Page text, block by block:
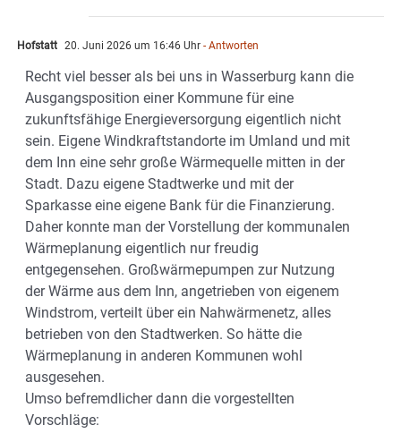
Hofstatt 20. Juni 2026 um 16:46 Uhr - Antworten
Recht viel besser als bei uns in Wasserburg kann die
Ausgangsposition einer Kommune für eine
zukunftsfähige Energieversorgung eigentlich nicht
sein. Eigene Windkraftstandorte im Umland und mit
dem Inn eine sehr große Wärmequelle mitten in der
Stadt. Dazu eigene Stadtwerke und mit der
Sparkasse eine eigene Bank für die Finanzierung.
Daher konnte man der Vorstellung der kommunalen
Wärmeplanung eigentlich nur freudig
entgegensehen. Großwärmepumpen zur Nutzung
der Wärme aus dem Inn, angetrieben von eigenem
Windstrom, verteilt über ein Nahwärmenetz, alles
betrieben von den Stadtwerken. So hätte die
Wärmeplanung in anderen Kommunen wohl
ausgesehen.
Umso befremdlicher dann die vorgestellten
Vorschläge: